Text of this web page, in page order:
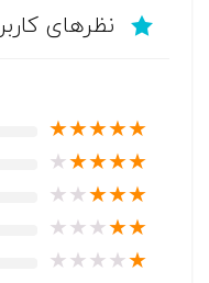
نظرهای
★
★
★
★
★
★
★
★
★
★
★
★
★
★
★
★
★
★
★
★
★
★
★
★
★